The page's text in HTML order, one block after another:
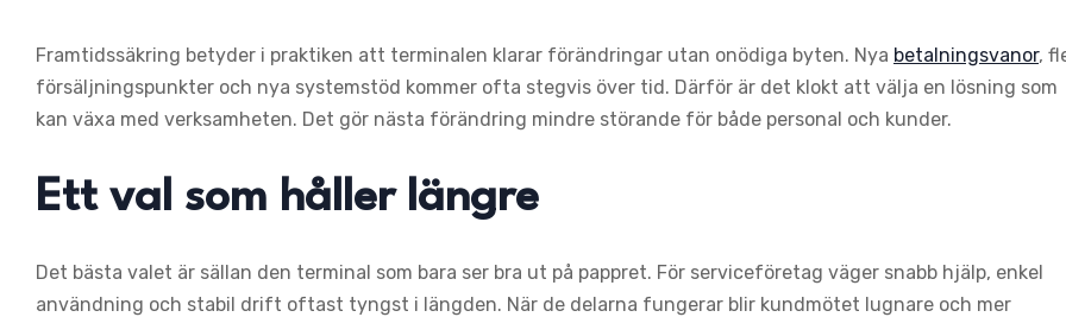
Framtidssäkring betyder i praktiken att terminalen klarar förändringar utan onödiga byten. Nya betalningsvanor,
försäljningspunkter och nya systemstöd kommer ofta stegvis över tid. Därför är det klokt att välja en lösning som
kan växa med verksamheten. Det gör nästa förändring mindre störande för både personal och kunder.
Ett val som håller längre
Det bästa valet är sällan den terminal som bara ser bra ut på pappret. För serviceföretag väger snabb hjälp, enkel
användning och stabil drift oftast tyngst i längden. När de delarna fungerar blir kundmötet lugnare och mer